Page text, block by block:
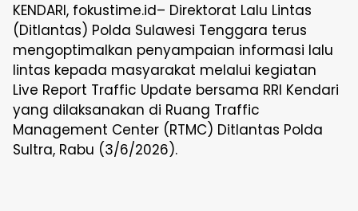
KENDARI, fokustime.id– Direktorat Lalu Lintas
(Ditlantas) Polda Sulawesi Tenggara terus
mengoptimalkan penyampaian informasi lalu
lintas kepada masyarakat melalui kegiatan
Live Report Traffic Update bersama RRI Kendari
yang dilaksanakan di Ruang Traffic
Management Center (RTMC) Ditlantas Polda
Sultra, Rabu (3/6/2026).